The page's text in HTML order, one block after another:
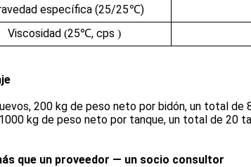
específica (25/25℃)
Viscosidad (25℃, cps )
200 kg de peso neto por bidón, un total de
kg de peso neto por tanque, un total de 20
que un proveedor — un socio consultor